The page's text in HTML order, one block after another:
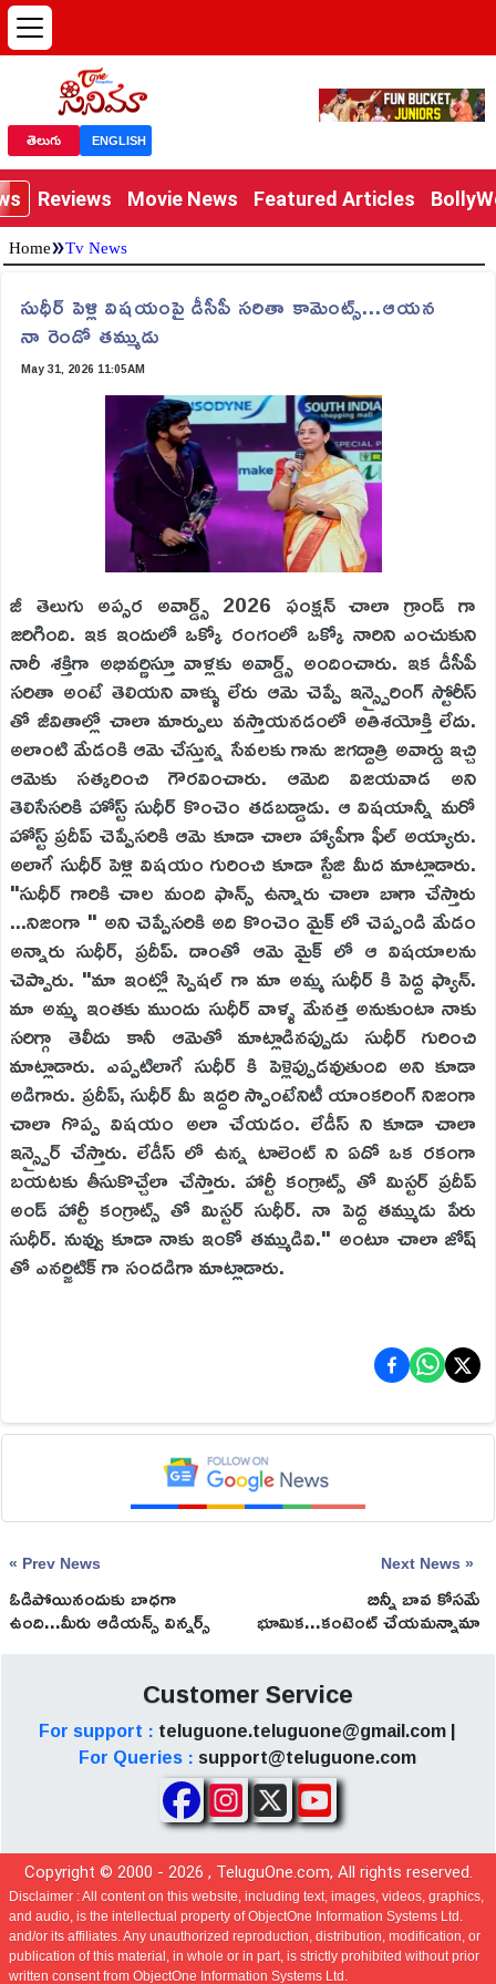
తెలుగు ENGLISH
Reviews Movie News Featured Articles
Home»Tv News
సుధీర్ పెళ్లి విషయంపై డీసీపీ సరితా కామెంట్స్...ఆయన
నా రెండో తమ్ముడు
May 31, 2026 11:05AM
జీ తెలుగు అప్సర అవార్డ్స్ 2026 ఫంక్షన్ చాలా గ్రాండ్ గా
జరిగింది. ఇక ఇందులో ఒక్కో రంగంలో ఒక్కో నారిని ఎంచుకుని
నారీ శక్తిగా అభివర్ణిస్తూ వాళ్లకు అవార్డ్స్ అందించారు. ఇక డీసీపీ
సరితా అంటే తెలియని వాళ్ళు లేరు ఆమె చెప్పే ఇన్స్పైరింగ్ స్టోరీస్
తో జీవితాల్లో చాలా మార్పులు వస్తాయనడంలో అతిశయోక్తి లేదు.
అలాంటి మేడంకి ఆమె చేస్తున్న సేవలకు గాను జగద్దాత్రి అవార్డు ఇచ్చి
ఆమెకు సత్కరించి గౌరవించారు. ఆమెది విజయవాడ అని
తెలిసేసరికి హోస్ట్ సుధీర్ కొంచెం తడబడ్డాడు. ఆ విషయాన్నీ మరో
హోస్ట్ ప్రదీప్ చెప్పేసరికి ఆమె కూడా చాలా హ్యాపీగా ఫీల్ అయ్యారు.
అలాగే సుధీర్ పెళ్లి విషయం గురించి కూడా స్టేజి మీద మాట్లాడారు.
"సుధీర్ గారికి చాల మంది ఫాన్స్ ఉన్నారు చాలా బాగా చేస్తారు
...నిజంగా " అని చెప్పేసరికి అది కొంచెం మైక్ లో చెప్పండి మేడం
అన్నారు సుధీర్, ప్రదీప్. దాంతో ఆమె మైక్ లో ఆ విషయాలను
చెప్పారు. "మా ఇంట్లో స్పెషల్ గా మా అమ్మ సుధీర్ కి పెద్ద ఫ్యాన్.
మా అమ్మ ఇంతకు ముందు సుధీర్ వాళ్ళ మేనత్త అనుకుంటా నాకు
సరిగ్గా తెలీదు కానీ ఆమెతో మాట్లాడినప్పుడు సుధీర్ గురించి
మాట్లాడారు. ఎప్పటిలాగే సుధీర్ కి పెళ్లెప్పుడవుతుంది అని కూడా
అడిగారు. ప్రదీప్, సుధీర్ మీ ఇద్దరి స్పాంటేనిటీ యాంకరింగ్ నిజంగా
చాలా గొప్ప విషయం అలా చేయడం. లేడీస్ ని కూడా చాలా
ఇన్స్పైర్ చేస్తారు. లేడీస్ లో ఉన్న టాలెంట్ ని ఏదో ఒక రకంగా
బయటకు తీసుకొచ్చేలా చేస్తారు. హార్టీ కంగ్రాట్స్ తో మిస్టర్ ప్రదీప్
అండ్ హార్టీ కంగ్రాట్స్ తో మిస్టర్ సుధీర్. నా పెద్ద తమ్ముడు పేరు
సుధీర్. నువ్వు కూడా నాకు ఇంకో తమ్ముడివి." అంటూ చాలా జోష్
తో ఎనర్జిటిక్ గా సందడిగా మాట్లాడారు.
« Prev News
ఓడిపోయినందుకు బాధగా
ఉంది...మీరు ఆడియన్స్ విన్నర్స్
Next News »
బిన్నీ బావ కోసమే
భూమిక...కంటెంట్ చేయమన్నామా
కాపురమా
Customer Service
For support : teluguone.teluguone@gmail.com |
For Queries : support@teluguone.com
Copyright © 2000 - 2026 , TeluguOne.com, All rights reserved.
Disclaimer :All content on this website, including text, images, videos, graphics,
and audio, is the intellectual property of ObjectOne Information Systems Ltd.
and/or its affiliates. Any unauthorized reproduction, distribution, modification, or
publication of this material, in whole or in part, is strictly prohibited without prior
written consent from ObjectOne Information Systems Ltd.